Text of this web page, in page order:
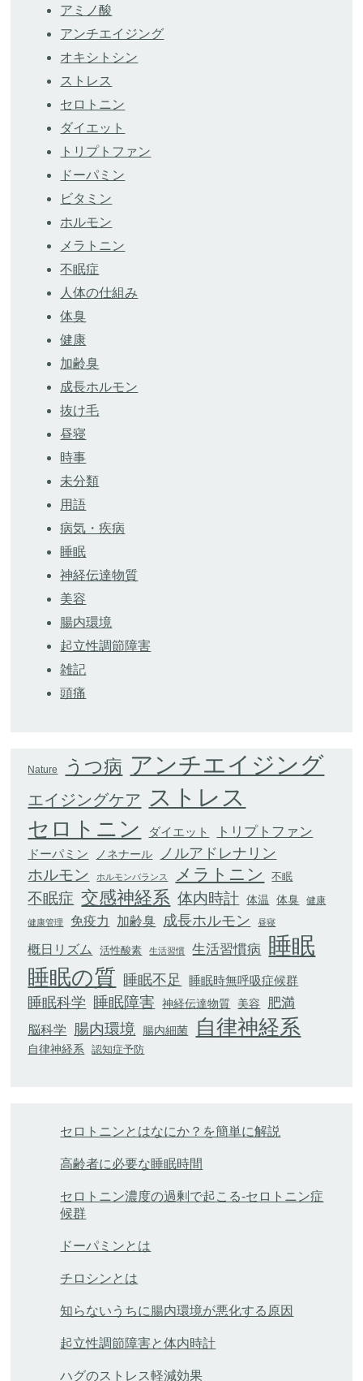
アミノ酸
アンチエイジング
オキシトシン
ストレス
セロトニン
ダイエット
トリプトファン
ドーパミン
ビタミン
ホルモン
メラトニン
不眠症
人体の仕組み
体臭
健康
加齢臭
成長ホルモン
抜け毛
昼寝
時事
未分類
用語
病気・疾病
睡眠
神経伝達物質
美容
腸内環境
起立性調節障害
雑記
頭痛
Nature うつ病 アンチエイジング
エイジングケア ストレス
セロトニン ダイエット トリプトファン
ドーパミン ノネナール ノルアドレナリン
ホルモン ホルモンバランス メラトニン 不眠
不眠症 交感神経系 体内時計 体温 体臭 健康
健康管理 免疫力 加齢臭 成長ホルモン 昼寝
概日リズム 活性酸素 生活習慣 生活習慣病 睡眠
睡眠の質 睡眠不足 睡眠時無呼吸症候群
睡眠科学 睡眠障害 神経伝達物質 美容 肥満
脳科学 腸内環境 腸内細菌 自律神経系
自律神経系 認知症予防
セロトニンとはなにか？を簡単に解説
高齢者に必要な睡眠時間
セロトニン濃度の過剰で起こる-セロトニン症
候群
ドーパミンとは
チロシンとは
知らないうちに腸内環境が悪化する原因
起立性調節障害と体内時計
ハグのストレス軽減効果